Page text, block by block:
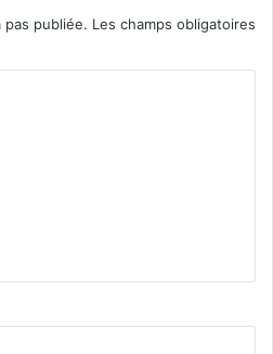
pas publiée. Les champs obligatoires